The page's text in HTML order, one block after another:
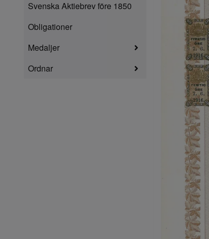
Svenska Aktiebrev före 1850
Obligationer
Medaljer
Ordnar